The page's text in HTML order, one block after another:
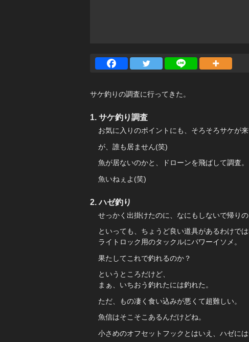
サケ釣りの調査に行ってきた。
サケ釣り調査
お気に入りのポイントにも、そろそろサケが
が、誰も居ません(笑)
魚が居ないのかと、ドローンを飛ばして調査。
魚いねぇよ(笑)
ハゼ釣り
せっかく出掛けたのに、なにもしないで帰り
といっても、ちょうど良い道具があるわけでは
ライトロック用のタックルにパワーイソメ。
果たしてこれで釣れるのか？
というところだけど、
まぁ、いちおう釣れたには釣れた。
ただ、もの凄く食い込みが悪くて超難しい。
魚信はそこそこあるんだけどね。
小さめのオフセットフックとはいえ、ハゼに